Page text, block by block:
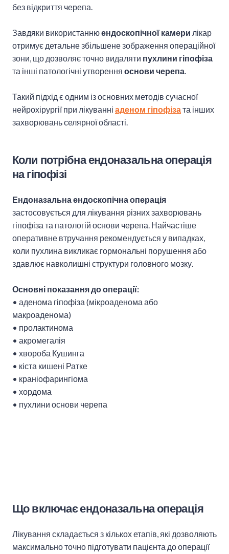
без відкриття черепа.
Завдяки використаннюендоскопічної камери лікар
отримує детальне збільшене зображення операційної
зони, що дозволяє точно видаляти пухлини гіпофіза
та інші патологічні утворення основи черепа.
Такий підхід є одним із основних методів сучасної
нейрохірургії при лікуванні аденом гіпофізата інших
захворювань селярної області.
Коли потрібна ендоназальна операція
на гіпофізі
Ендоназальна ендоскопічна операція
застосовується для лікування різних захворювань
гіпофіза та патологій основи черепа. Найчастіше
оперативне втручання рекомендується у випадках,
коли пухлина викликає гормональні порушення або
здавлює навколишні структури головного мозку.
Основні показання до операції:
• аденома гіпофіза (мікроаденома або
макроаденома)
• пролактинома
• акромегалія
• хвороба Кушинга
• кіста кишені Ратке
• краніофарингіома
• хордома
• пухлини основи черепа
Що включає ендоназальна операція
Лікування складається з кількох етапів, які дозволяють
максимально точно підготувати пацієнта до операції